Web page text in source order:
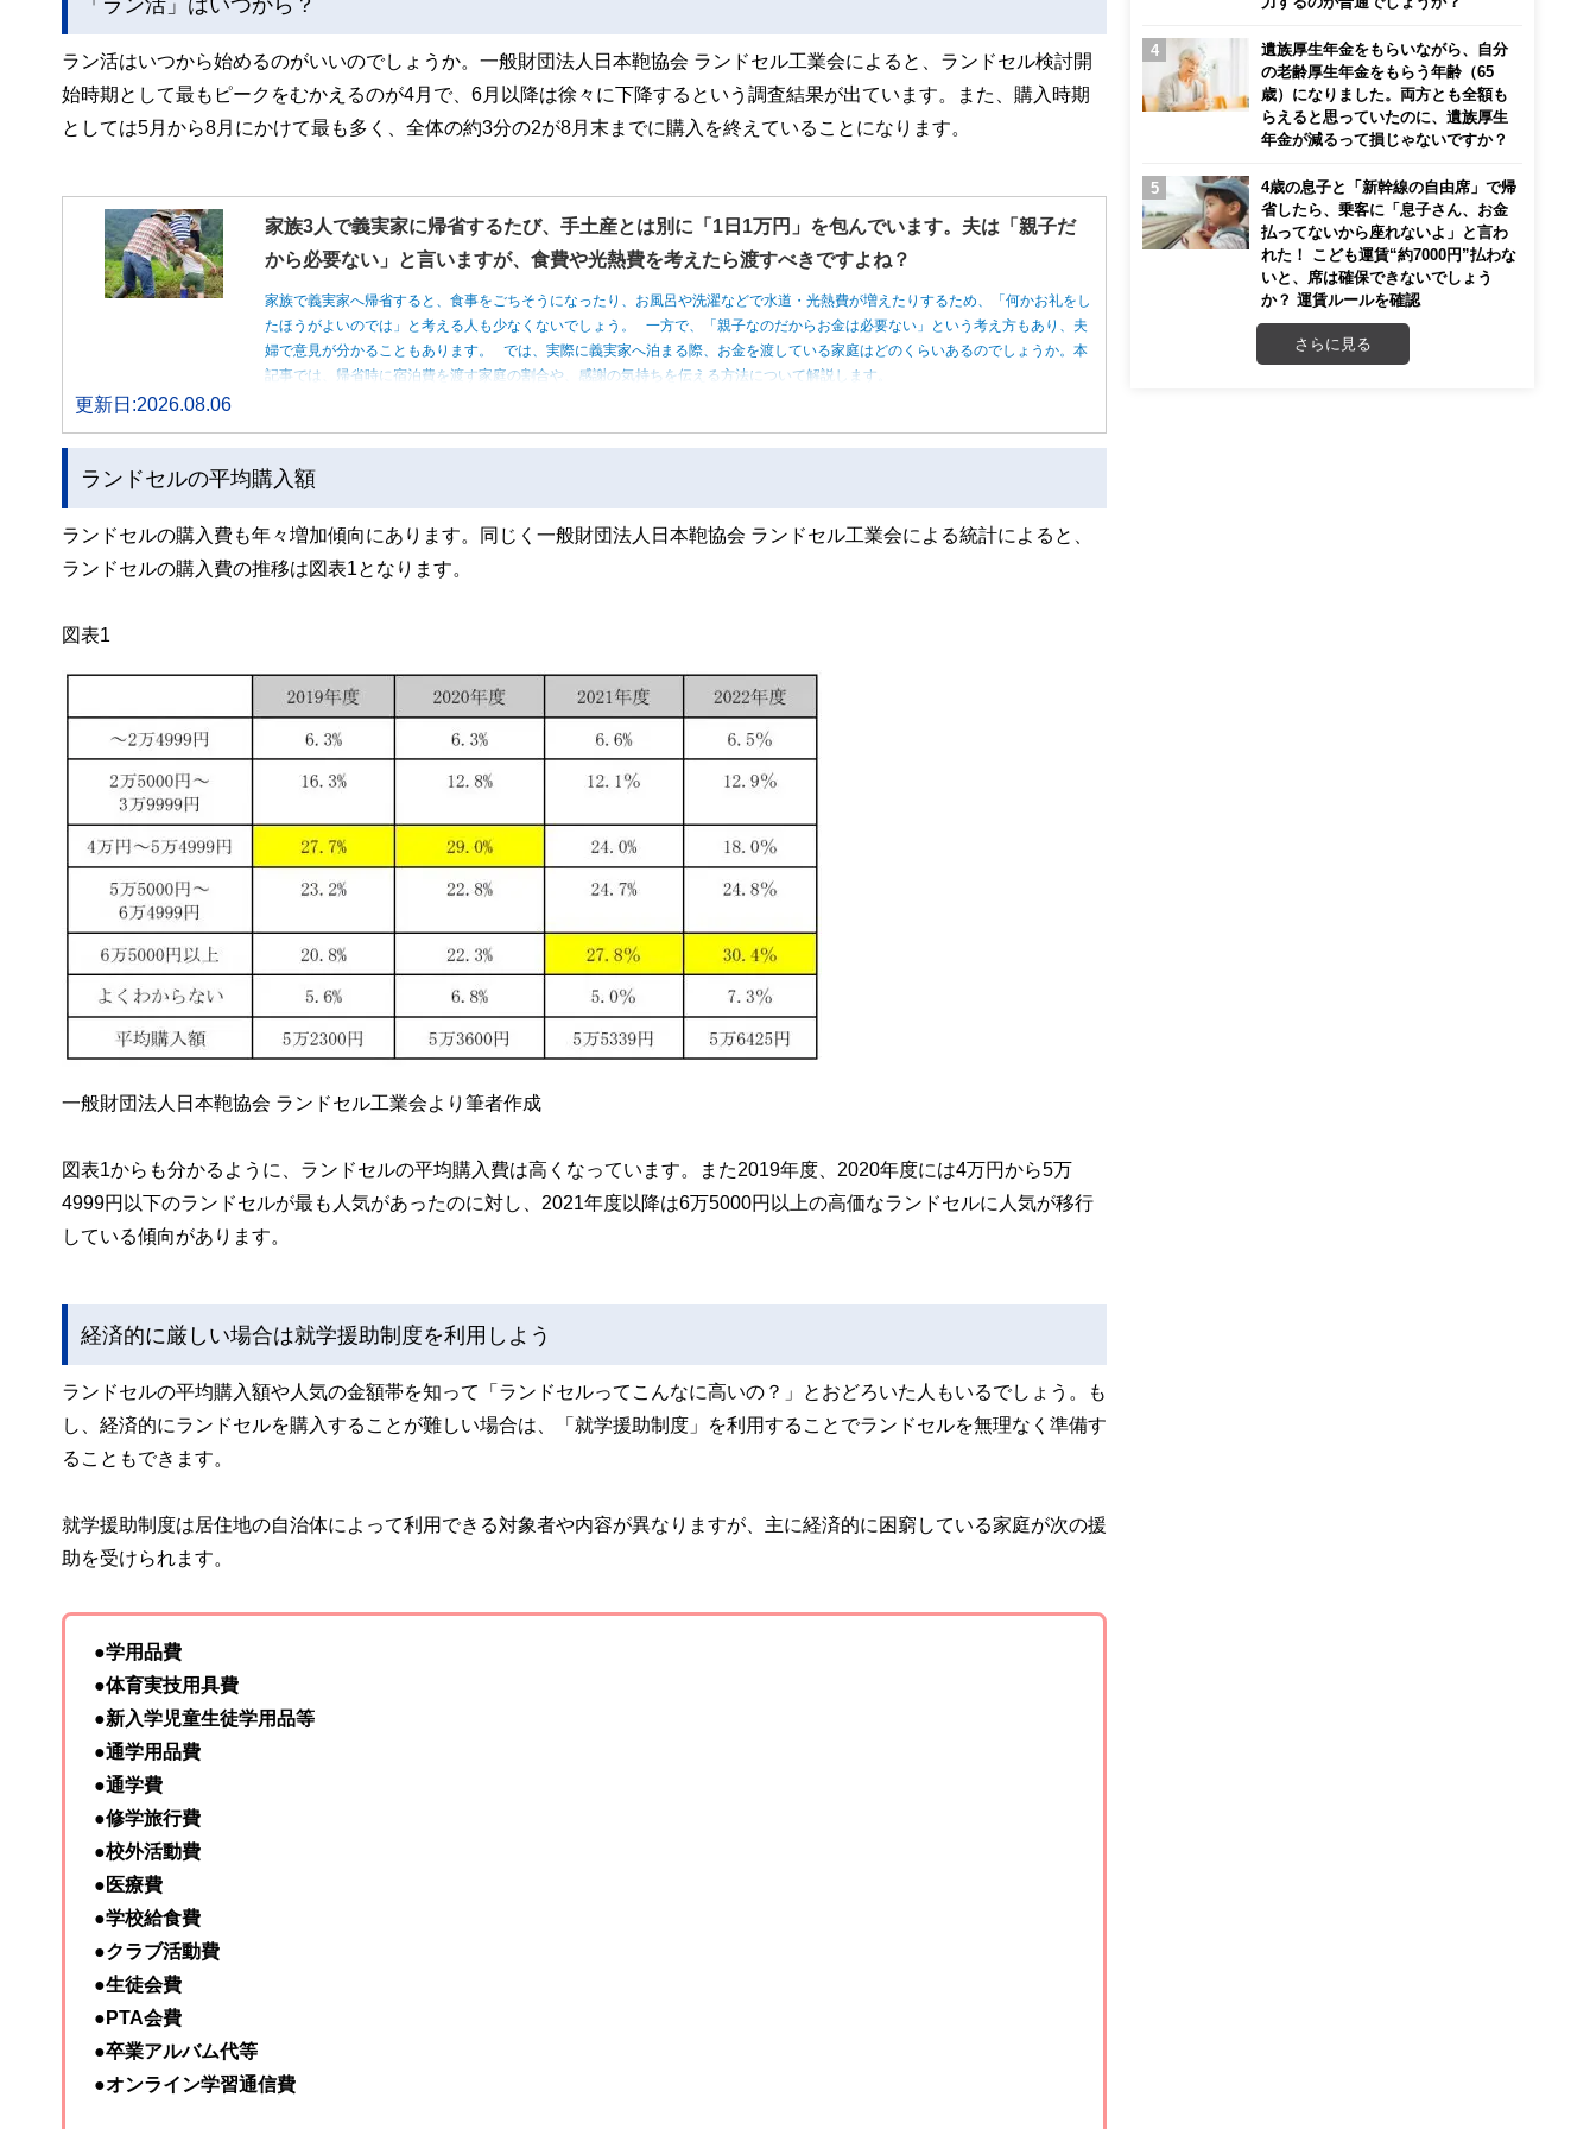
ラン活はいつから始めるのがいいのでしょうか。一般財団法人日本鞄協会 ランドセル工業会によると、ランドセル検討開
始時期として最もピークをむかえるのが4月で、6月以降は徐々に下降するという調査結果が出ています。また、購入時期
としては5月から8月にかけて最も多く、全体の約3分の2が8月末までに購入を終えていることになります。
家族3人で義実家に帰省するたび、手土産とは別に「1日1万円」を包んでいます。夫は「親子だ
から必要ない」と言いますが、食費や光熱費を考えたら渡すべきですよね？
家族で義実家へ帰省すると、食事をごちそうになったり、お風呂や洗濯などで水道・光熱費が増えたりするため、「何かお礼をし
たほうがよいのでは」と考える人も少なくないでしょう。 一方で、「親子なのだからお金は必要ない」という考え方もあり、夫
婦で意見が分かることもあります。 では、実際に義実家へ泊まる際、お金を渡している家庭はどのくらいあるのでしょうか。本
記事では、帰省時に宿泊費を渡す家庭の割合や、感謝の気持ちを伝える方法について解説します。
更新日:2026.08.06
ランドセルの平均購入額
ランドセルの購入費も年々増加傾向にあります。同じく一般財団法人日本鞄協会 ランドセル工業会による統計によると、
ランドセルの購入費の推移は図表1となります。
図表1
一般財団法人日本鞄協会 ランドセル工業会より筆者作成
図表1からも分かるように、ランドセルの平均購入費は高くなっています。また2019年度、2020年度には4万円から5万
4999円以下のランドセルが最も人気があったのに対し、2021年度以降は6万5000円以上の高価なランドセルに人気が移行
している傾向があります。
経済的に厳しい場合は就学援助制度を利用しよう
ランドセルの平均購入額や人気の金額帯を知って「ランドセルってこんなに高いの？」とおどろいた人もいるでしょう。も
し、経済的にランドセルを購入することが難しい場合は、「就学援助制度」を利用することでランドセルを無理なく準備す
ることもできます。
就学援助制度は居住地の自治体によって利用できる対象者や内容が異なりますが、主に経済的に困窮している家庭が次の援
助を受けられます。
●学用品費
●体育実技用具費
●新入学児童生徒学用品等
●通学用品費
●通学費
●修学旅行費
●校外活動費
●医療費
●学校給食費
●クラブ活動費
●生徒会費
●PTA会費
●卒業アルバム代等
●オンライン学習通信費
遺族厚生年金をもらいながら、自分
の老齢厚生年金をもらう年齢（65
歳）になりました。両方とも全額も
らえると思っていたのに、遺族厚生
年金が減るって損じゃないですか？
4歳の息子と「新幹線の自由席」で帰
省したら、乗客に「息子さん、お金
払ってないから座れないよ」と言わ
れた！ こども運賃“約7000円”払わな
いと、席は確保できないでしょう
か？ 運賃ルールを確認
さらに見る